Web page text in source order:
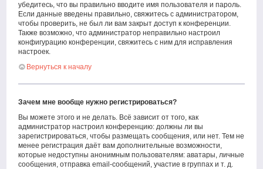
убедитесь, что вы правильно вводите имя пользователя и пароль.
Если данные введены правильно, свяжитесь с администратором,
чтобы проверить, не был ли вам закрыт доступ к конференции.
Также возможно, что администратор неправильно настроил
конфигурацию конференции, свяжитесь с ним для исправления
настроек.
Вернуться к началу
Зачем мне вообще нужно регистрироваться?
Вы можете этого и не делать. Всё зависит от того, как
администратор настроил конференцию: должны ли вы
зарегистрироваться, чтобы размещать сообщения, или нет. Тем не
менее регистрация даёт вам дополнительные возможности,
которые недоступны анонимным пользователям: аватары, личные
сообщения, отправка email-сообщений, участие в группах и т. д.